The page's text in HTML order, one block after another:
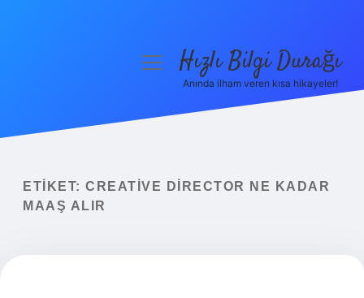
Yasal Uyarı
menüyüHızlı Bilgi Durağı
Anında ilham veren kısa hikayeler!
ETIKET: CREATIVE DIRECTOR NE KADAR
MAAŞ ALIR